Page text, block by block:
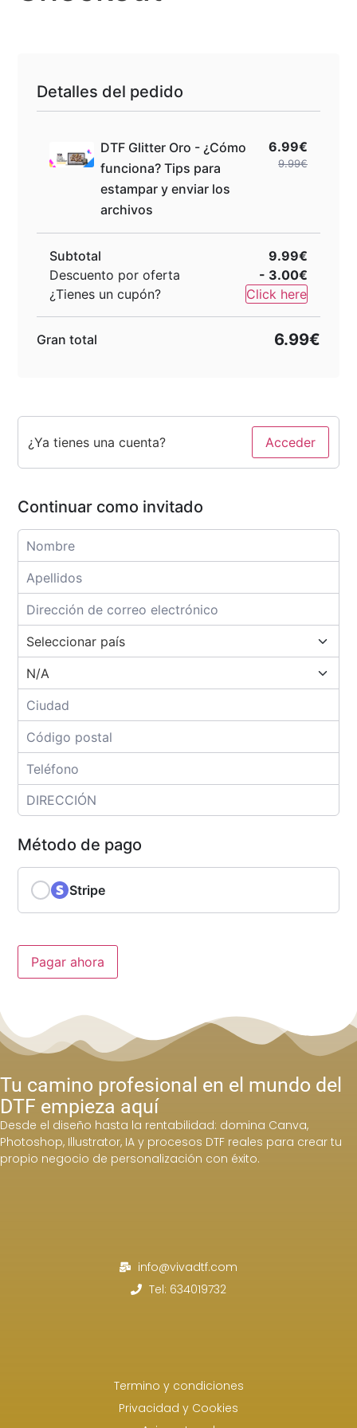
Detalles del pedido
DTF Glitter Oro - ¿Cómo
funciona? Tips para
estampar y enviar los
archivos
6.99€
9.99€
Subtotal
9.99€
Descuento por oferta
- 3.00€
¿Tienes un cupón?
Click here
Gran total 6.99€
¿Ya tienes una cuenta? Acceder
Continuar como invitado
Método de pago
Stripe
Pagar ahora
Tu camino profesional en el mundo del
DTF empieza aquí
Desde el diseño hasta la rentabilidad: domina Canva,
Photoshop, Illustrator, IA y procesos DTF reales para crear tu
propio negocio de personalización con éxito.
info@vivadtf.com
Tel: 634019732
Termino y condiciones
Privacidad y Cookies